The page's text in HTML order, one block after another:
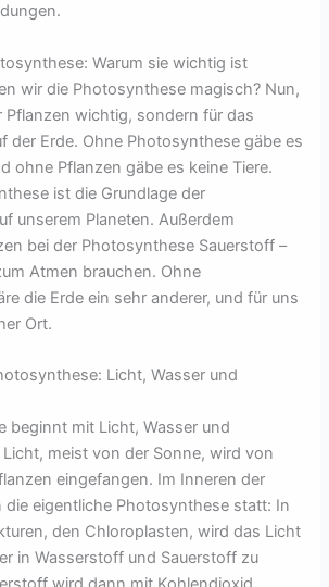
Warum sie wichtig ist
wir die Photosynthese magisch? Nun,
Pflanzen wichtig, sondern für das
der Erde. Ohne Photosynthese gäbe es
ohne Pflanzen gäbe es keine Tiere.
ist die Grundlage der
unserem Planeten. Außerdem
bei der Photosynthese Sauerstoff –
Atmen brauchen. Ohne
die Erde ein sehr anderer, und für uns
Ort.
Licht, Wasser und
beginnt mit Licht, Wasser und
meist von der Sonne, wird von
eingefangen. Im Inneren der
die eigentliche Photosynthese statt: In
den Chloroplasten, wird das Licht
in Wasserstoff und Sauerstoff zu